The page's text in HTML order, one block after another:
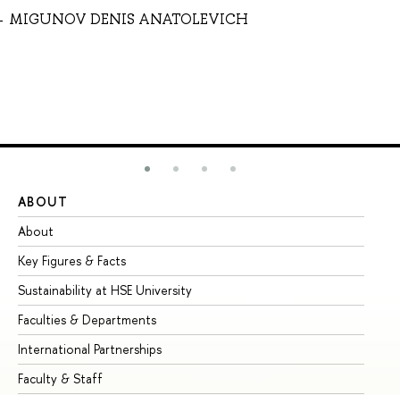
MIGUNOV DENIS ANATOLEVICH
ABOUT
About
Key Figures & Facts
Sustainability at HSE University
Faculties & Departments
International Partnerships
Faculty & Staff